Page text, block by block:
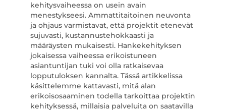
kehitysvaiheessa on usein avain
menestykseesi. Ammattitaitoinen neuvonta
ja ohjaus varmistavat, että projektit etenevät
sujuvasti, kustannustehokkaasti ja
määräysten mukaisesti. Hankekehityksen
jokaisessa vaiheessa erikoistuneen
asiantuntijan tuki voi olla ratkaisevaa
lopputuloksen kannalta. Tässä artikkelissa
käsittelemme kattavasti, mitä alan
erikoisosaaminen todella tarkoittaa projektin
kehityksessä, millaisia palveluita on saatavilla